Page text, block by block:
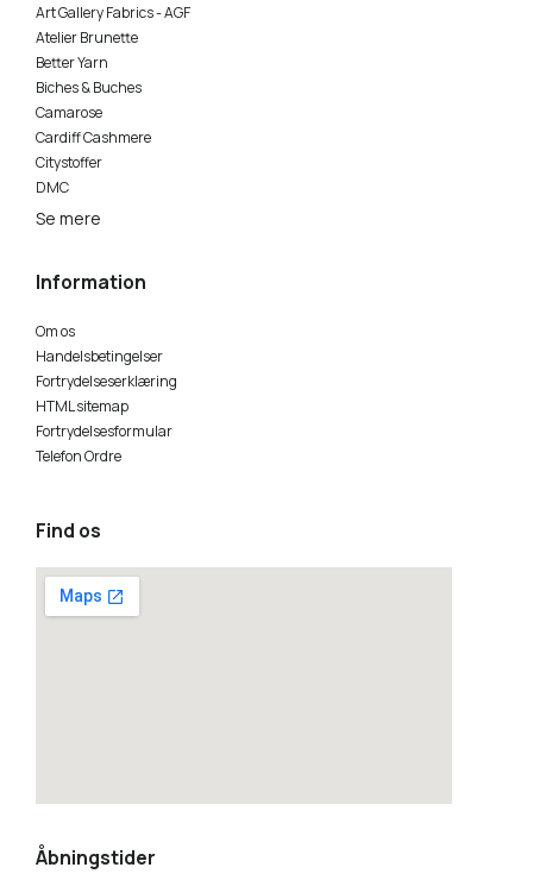
Art Gallery Fabrics - AGF
Atelier Brunette
Better Yarn
Biches & Buches
Camarose
Cardiff Cashmere
Citystoffer
DMC
Se mere
Information
Om os
Handelsbetingelser
Fortrydelseserklæring
HTML sitemap
Fortrydelsesformular
Telefon Ordre
Find os
Åbningstider